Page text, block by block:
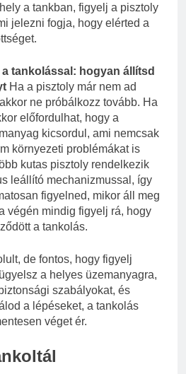
a tankban, figyelj a pisztoly
jelezni fogja, hogy elérted a
a tankolással: hogyan állítsd
Ha a pisztoly már nem ad
ne próbálkozz tovább. Ha
előfordulhat, hogy a
kicsordul, ami nemcsak
környezeti problémákat is
kutas pisztoly rendelkezik
leállító mechanizmussal, így
figyelned, mikor áll meg
végén mindig figyelj rá, hogy
a tankolás.
de fontos, hogy figyelj
a helyes üzemanyagra,
szabályokat, és
a lépéseket, a tankolás
véget ér.